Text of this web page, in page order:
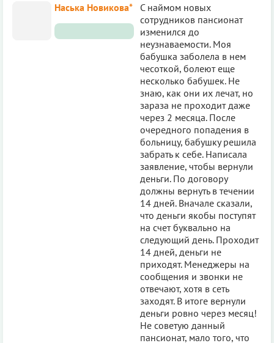
Наська Новикова*
С наймом новых
сотрудников пансионат
изменился до
неузнаваемости. Моя
бабушка заболела в нем
чесоткой, болеют еще
несколько бабушек. Не
знаю, как они их лечат, но
зараза не проходит даже
через 2 месяца. После
очередного попадения в
больницу, бабушку решила
забрать к себе. Написала
заявление, чтобы вернули
деньги. По договору
должны вернуть в течении
14 дней. Вначале сказали,
что деньги якобы поступят
на счет буквально на
следующий день. Проходит
14 дней, деньги не
приходят. Менеджеры на
сообщения и звонки не
отвечают, хотя в сеть
заходят. В итоге вернули
деньги ровно через месяц!
Не советую данный
пансионат, мало того, что